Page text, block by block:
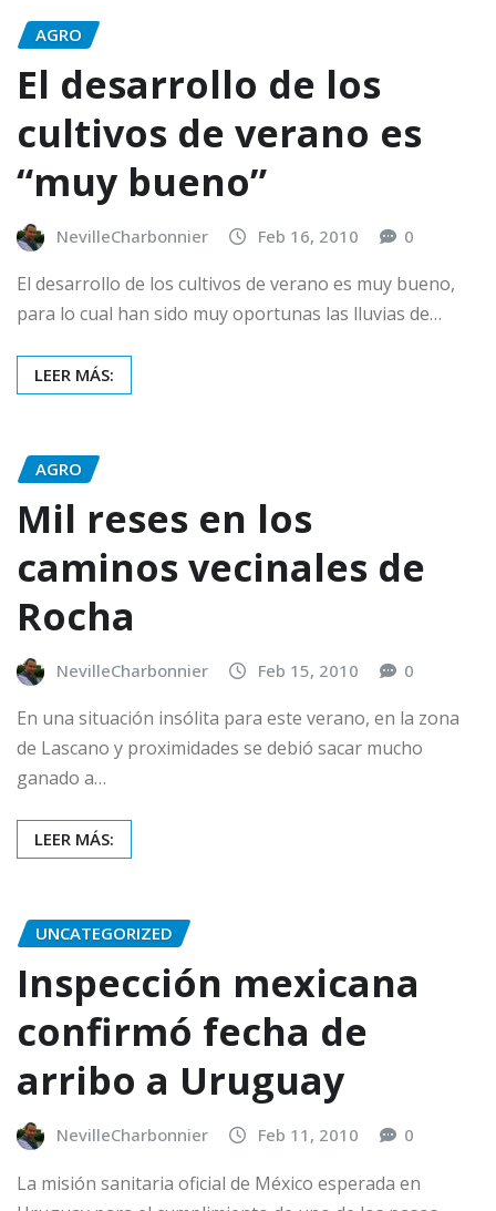
AGRO
El desarrollo de los
cultivos de verano es
“muy bueno”
NevilleCharbonnier Feb 16, 2010 0
El desarrollo de los cultivos de verano es muy bueno,
para lo cual han sido muy oportunas las lluvias de…
LEER MÁS:
AGRO
Mil reses en los
caminos vecinales de
Rocha
NevilleCharbonnier Feb 15, 2010 0
En una situación insólita para este verano, en la zona
de Lascano y proximidades se debió sacar mucho
ganado a…
LEER MÁS:
UNCATEGORIZED
Inspección mexicana
confirmó fecha de
arribo a Uruguay
NevilleCharbonnier Feb 11, 2010 0
La misión sanitaria oficial de México esperada en